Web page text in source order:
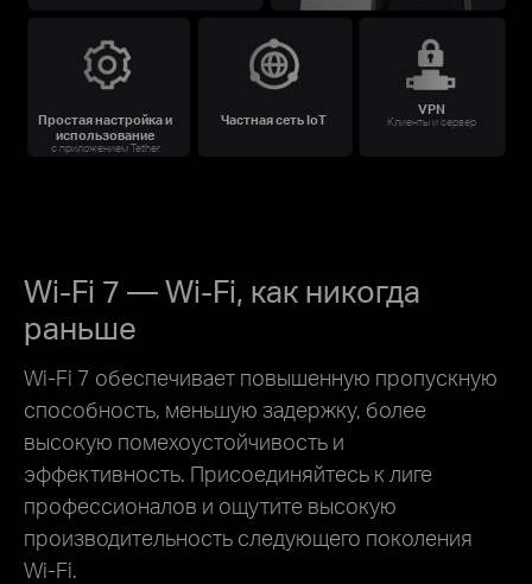
Простая настройка и
использование
с приложением Tether
Частная сеть IoT
VPN
Клиенты и сервер
Wi-Fi 7 — Wi-Fi, как никогда
раньше
Wi-Fi 7 обеспечивает повышенную пропускную
способность, меньшую задержку, более
высокую помехоустойчивость и
эффективность. Присоединяйтесь к лиге
профессионалов и ощутите высокую
производительность следующего поколения
Wi-Fi.